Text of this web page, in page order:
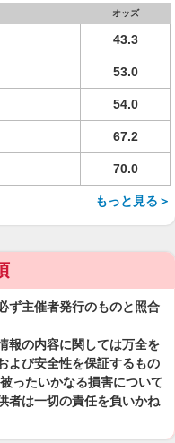
オッズ
43.3
53.0
54.0
67.2
70.0
もっと見る＞
ず主催者発行のものと照合
報の内容に関しては万全を
よび安全性を保証するもの
ったいかなる損害について
者は一切の責任を負いかね